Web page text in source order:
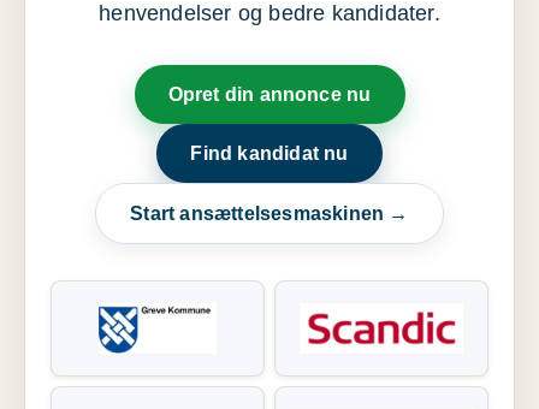
henvendelser og bedre kandidater.
Opret din annonce nu
Find kandidat nu
Start ansættelsesmaskinen →